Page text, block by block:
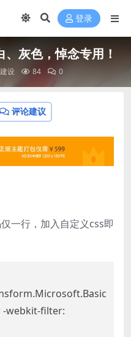
登录
灰色，悼念专用！
设 84 0
评论建议
一行，加入自定义css即
-webkit-filter: